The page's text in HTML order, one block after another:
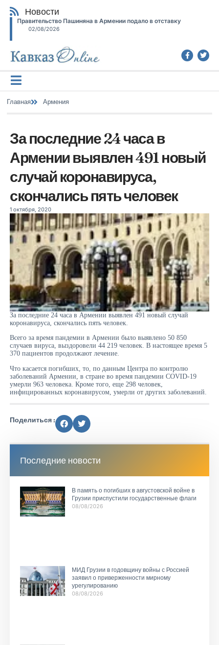
Новости
Правительство Пашиняна в Армении подало в отставку
02/08/2026
Главная Армения
За последние 24 часа в
Армении выявлен 491 новый
случай коронавируса,
скончались пять человек
1 октября, 2020
За последние 24 часа в Армении выявлен 491 новый случай
коронавируса, скончались пять человек.
Всего за время пандемии в Армении было выявлено 50 850
случаев вируса, выздоровели 44 219 человек. В настоящее время 5
370 пациентов продолжают лечение.
Что касается погибших, то, по данным Центра по контролю
заболеваний Армении, в стране во время пандемии COVID-19
умерли 963 человека. Кроме того, еще 298 человек,
инфицированных коронавирусом, умерли от других заболеваний.
Поделиться :
Последние новости
В память о погибших в августовской войне в
Грузии приспустили государственные флаги
08/08/2026
МИД Грузии в годовщину войны с Россией
заявил о приверженности мирному
урегулированию
08/08/2026